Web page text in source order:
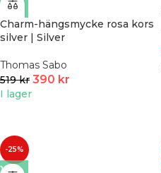
Charm-hängsmycke rosa kors
silver | Silver
Thomas Sabo
519kr 390 kr
I lager
-25%